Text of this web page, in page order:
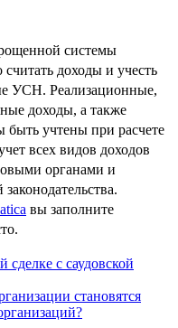
системы
доходы и учесть
УСН. Реализационные,
доходы, а также
учтены при расчете
всех видов доходов
органами и
вы заполните
сделке с саудовской
становятся